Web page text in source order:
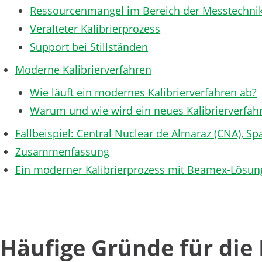
Ressourcenmangel im Bereich der
Veralteter Kalibrierprozess
Support bei Stillständen
Moderne Kalibrierverfahren
Wie läuft ein modernes Kalibrierverfahren ab?
Warum und wie wird ein neues
Fallbeispiel: Central Nuclear de Almaraz (CNA),
Zusammenfassung
Ein moderner Kalibrierprozess mit Beamex-
Häufige Gründe für